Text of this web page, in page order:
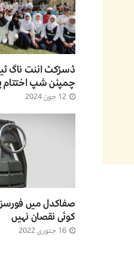
ڈسڑکٹ اننت ناگ
چمپئن شپ اختتام
12 جون 2024
صفاکدل میں فورسز
کوئی نقصان نہیں
16 جنوری 2022